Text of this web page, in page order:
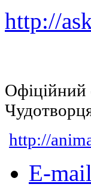
http://
http://
E-mail